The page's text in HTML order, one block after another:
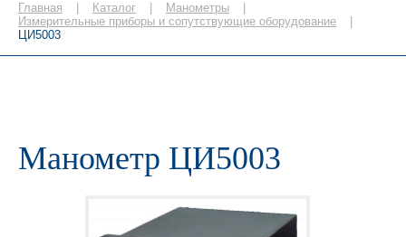
Главная Каталог Манометры
Измерительные приборы и сопутствующие оборудование
ЦИ5003
Манометр ЦИ5003